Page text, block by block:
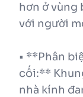
hơn ở vùng
với người
• **Phân
cối:**
nhà kính